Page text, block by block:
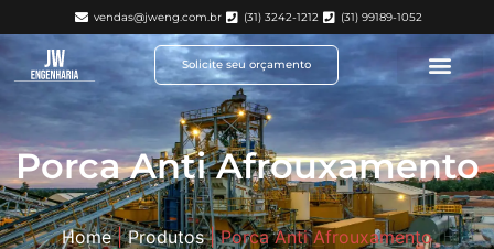
vendas@jweng.com.br (31) 3242-1212 (31) 99189-1052
Solicite seu orçamento
Porca Anti Afrouxamento
Home|Produtos|Porca Anti Afrouxamento